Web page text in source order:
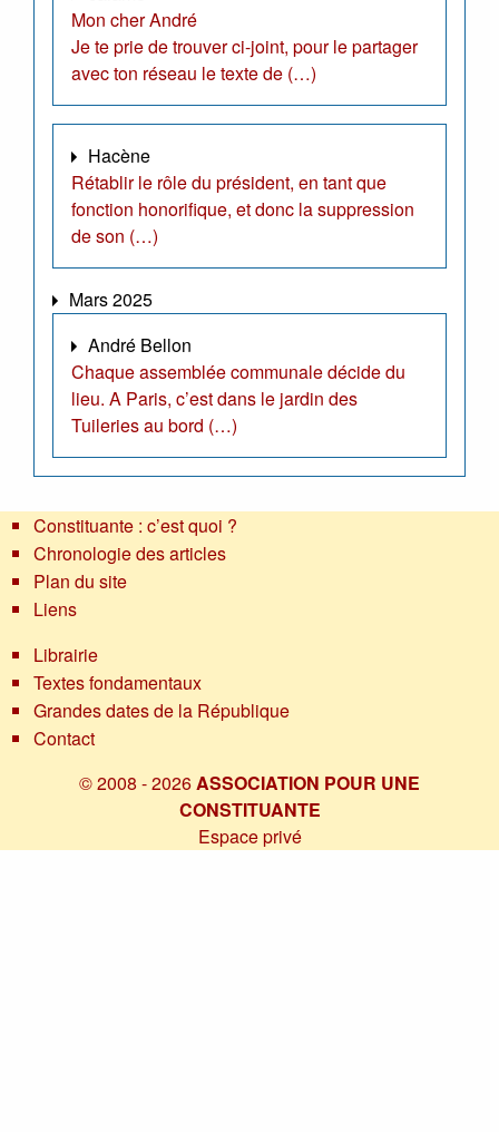
Mon cher André
Je te prie de trouver ci-joint, pour le partager
avec ton réseau le texte de (…)
Hacène
Rétablir le rôle du président, en tant que
fonction honorifique, et donc la suppression
de son (…)
Mars 2025
André Bellon
Chaque assemblée communale décide du
lieu. A Paris, c’est dans le jardin des
Tuileries au bord (…)
Constituante : c’est quoi ?
Chronologie des articles
Plan du site
Liens
Librairie
Textes fondamentaux
Grandes dates de la République
Contact
© 2008 - 2026ASSOCIATION POUR UNE
CONSTITUANTE
Espace privé